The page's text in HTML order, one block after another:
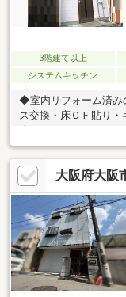
3階建て以上
システムキッチン
◆室内リフォーム済み
ス交換・床ＣＦ貼り
に前面道路ございま
用以外にセカンドハ
い合わせくださいませ
大阪府大阪